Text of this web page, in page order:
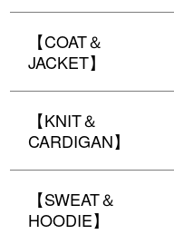
【COAT＆
JACKET】
【KNIT＆
CARDIGAN】
【SWEAT＆
HOODIE】